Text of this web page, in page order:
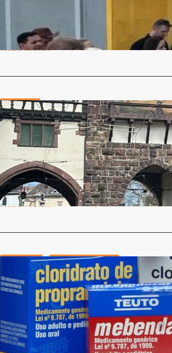
A Prefeitura de Santa Rosa concluiu a
Municipal de Educação Infantil…
Read More…
Destaque
Professora do Instituto Sinodal da
intercâmbio na Alemanha
Micheli Armanje 11 de fevereiro de 2025
A professora Raquel Bus, do Instituto
experiência inesquecível no início…
Read More…
Economia Saúde & Bem-Estar
Genéricos contribuem para queda
remédios
Micheli Armanje 11 de fevereiro de 2025
Um novo estudo feito pelo Instituto de
(Ipea) mediu os impactos dos…